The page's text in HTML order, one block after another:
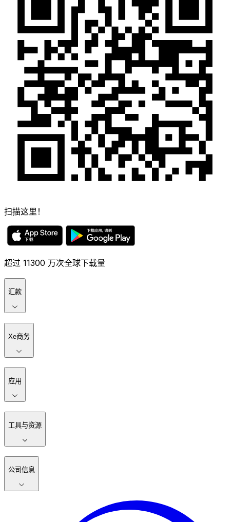
扫描这里！
超过 11300 万次全球下载量
汇款
Xe商务
应用
工具与资源
公司信息